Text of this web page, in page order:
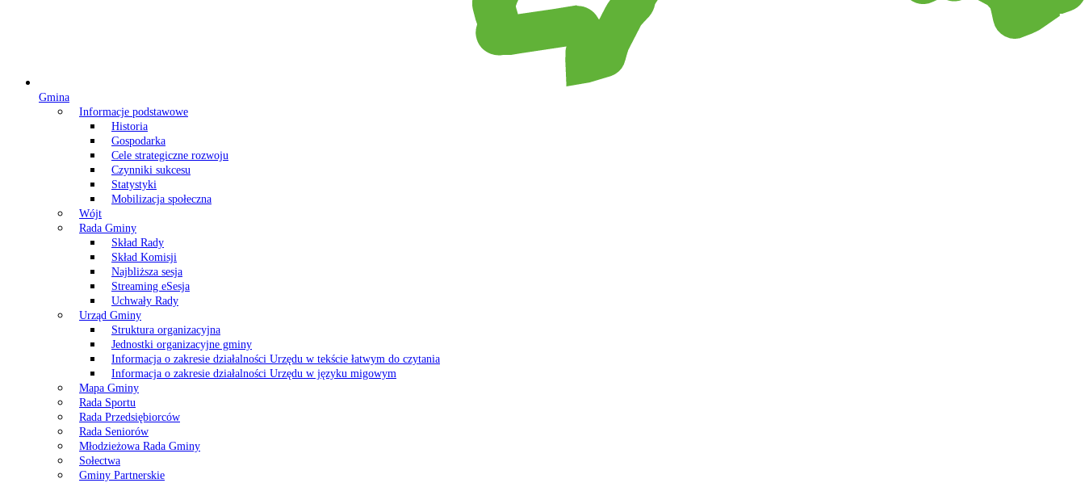
Gmina
Informacje podstawowe
Historia
Gospodarka
Cele strategiczne rozwoju
Czynniki sukcesu
Statystyki
Mobilizacja społeczna
Wójt
Rada Gminy
Skład Rady
Skład Komisji
Najbliższa sesja
Streaming eSesja
Uchwały Rady
Urząd Gminy
Struktura organizacyjna
Jednostki organizacyjne gminy
Informacja o zakresie działalności Urzędu w tekście łatwym do czytania
Informacja o zakresie działalności Urzędu w języku migowym
Mapa Gminy
Rada Sportu
Rada Przedsiębiorców
Rada Seniorów
Młodzieżowa Rada Gminy
Sołectwa
Gminy Partnerskie